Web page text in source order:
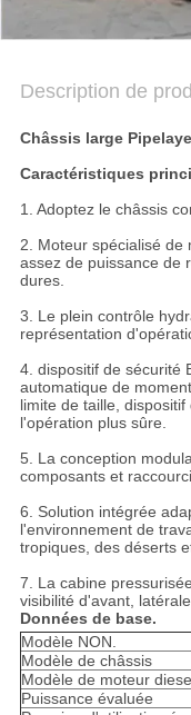
Description de
Châssis large
Caractéristiques
1. Adoptez le châssis
2. Moteur spécialisé de
assez de puissance de
dures.
3. Le plein contrôle
représentation
4. dispositif de sécurité
automatique de
limite de taille,
l'opération plus sûre.
5. La conception
composants et
6. Solution intégrée
l'environnement de
tropiques, des déserts
7. La cabine
visibilité d'avant,
Données de base.
Modèle NON.
Modèle de châssis
Modèle de moteur
Puissance évaluée